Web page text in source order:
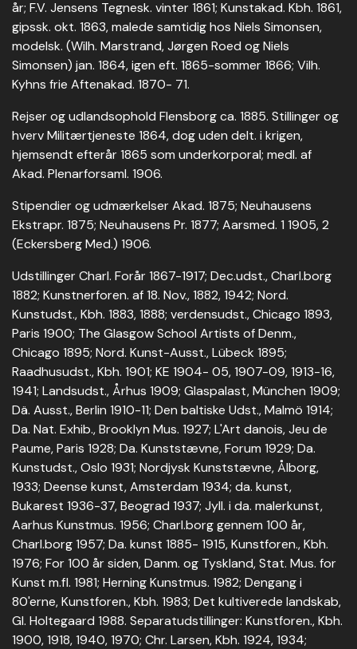
år; F.V. Jensens Tegnesk. vinter 1861; Kunstakad. Kbh. 1861,
gipssk. okt. 1863, malede samtidig hos Niels Simonsen,
modelsk. (Wilh. Marstrand, Jørgen Roed og Niels
Simonsen) jan. 1864, igen eft. 1865-sommer 1866; Vilh.
Kyhns frie Aftenakad. 1870- 71.
Rejser og udlandsophold Flensborg ca. 1885. Stillinger og
hverv Militærtjeneste 1864, dog uden delt. i krigen,
hjemsendt efterår 1865 som underkorporal; medl. af
Akad. Plenarforsaml. 1906.
Stipendier og udmærkelser Akad. 1875; Neuhausens
Ekstrapr. 1875; Neuhausens Pr. 1877; Aarsmed. 1 1905, 2
(Eckersberg Med.) 1906.
Udstillinger Charl. Forår 1867-1917; Dec.udst., Charl.borg
1882; Kunstnerforen. af 18. Nov., 1882, 1942; Nord.
Kunstudst., Kbh. 1883, 1888; verdensudst., Chicago 1893,
Paris 1900; The Glasgow School Artists of Denm.,
Chicago 1895; Nord. Kunst-Ausst., Lübeck 1895;
Raadhusudst., Kbh. 1901; KE 1904- 05, 1907-09, 1913-16,
1941; Landsudst., Århus 1909; Glaspalast, München 1909;
Dä. Ausst., Berlin 1910-11; Den baltiske Udst., Malmö 1914;
Da. Nat. Exhib., Brooklyn Mus. 1927; L'Art danois, Jeu de
Paume, Paris 1928; Da. Kunststævne, Forum 1929; Da.
Kunstudst., Oslo 1931; Nordjysk Kunststævne, Ålborg,
1933; Deense kunst, Amsterdam 1934; da. kunst,
Bukarest 1936-37, Beograd 1937; Jyll. i da. malerkunst,
Aarhus Kunstmus. 1956; Charl.borg gennem 100 år,
Charl.borg 1957; Da. kunst 1885- 1915, Kunstforen., Kbh.
1976; For 100 år siden, Danm. og Tyskland, Stat. Mus. for
Kunst m.fl. 1981; Herning Kunstmus. 1982; Dengang i
80'erne, Kunstforen., Kbh. 1983; Det kultiverede landskab,
Gl. Holtegaard 1988. Separatudstillinger: Kunstforen., Kbh.
1900, 1918, 1940, 1970; Chr. Larsen, Kbh. 1924, 1934;